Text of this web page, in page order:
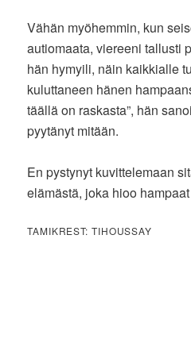
Vähän myöhemmin, kun
autiomaata, viereeni tallusti
hän hymyili, näin kaikkialle
kuluttaneen hänen
täällä on raskasta”, hän
pyytänyt mitään.
En pystynyt kuvittelemaan
elämästä, joka hioo
TAMIKREST: TIHOUSSAY